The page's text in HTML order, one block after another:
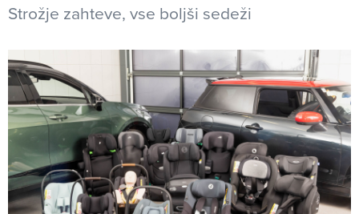
Strožje zahteve, vse boljši sedeži